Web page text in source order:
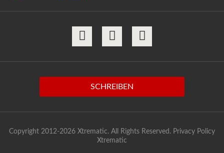
SCHREIBEN
Copyright 2012-2026 Xtrematic. All Rights Reserved. Privacy Policy
Xtrematic